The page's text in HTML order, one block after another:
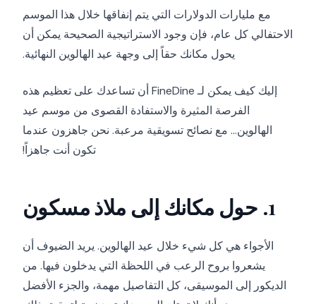
مع مليارات الدولارات التي يتم إنفاقها خلال هذا الموسم
الاحتفالي كل عام، فإن وجود الاستراتيجية الصحيحة يمكن أن
يحول مكانك حقاً إلى وجهة عيد الهالوين النهائية.
إليك كيف يمكن لـ FineDine أن تساعدك على تعظيم هذه
الفرصة المثيرة والاستفادة القصوى من موسم عيد
الهالوين... مع نصائح تسويقية مرعبة. نحن جاهزون عندما
تكون أنت جاهزاً!
1. حول مكانك إلى ملاذ مسكون
الأجواء هي كل شيء خلال عيد الهالوين. يريد الضيوف أن
يشعروا بروح الرعب في اللحظة التي يدخلون فيها. من
الديكور إلى الموسيقى، كل التفاصيل مهمة، والجزء الأفضل